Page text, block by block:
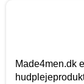
Made4men.dk